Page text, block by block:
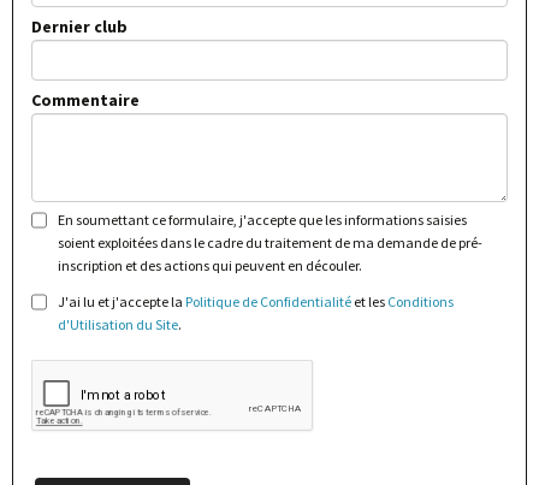
Dernier club
Commentaire
En soumettant ce formulaire, j'accepte que les informations saisies
soient exploitées dans le cadre du traitement de ma demande de pré-
inscription et des actions qui peuvent en découler.
J'ai lu et j'accepte la Politique de Confidentialité et les Conditions
d'Utilisation du Site.